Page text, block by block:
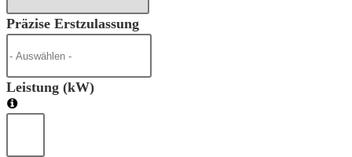
Präzise Erstzulassung
Leistung (kW)